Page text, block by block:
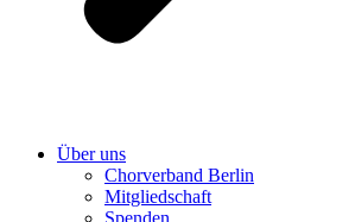
Über uns
Chorverband Berlin
Mitgliedschaft